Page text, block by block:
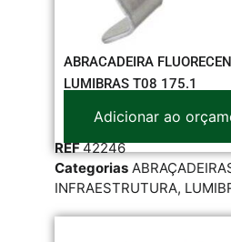
ABRACADEIRA
LUMIBRAS T08 175.1
Adicionar ao
REF42246
Categorias
INFRAESTRUTURA,